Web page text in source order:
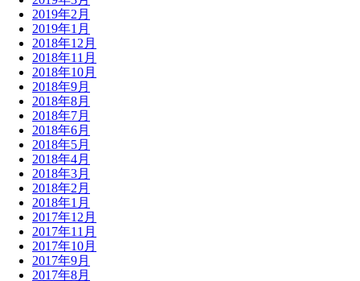
2019年2月
2019年1月
2018年12月
2018年11月
2018年10月
2018年9月
2018年8月
2018年7月
2018年6月
2018年5月
2018年4月
2018年3月
2018年2月
2018年1月
2017年12月
2017年11月
2017年10月
2017年9月
2017年8月